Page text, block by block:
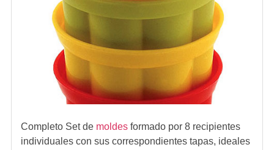
Completo Set de moldesformado por 8 recipientes
individuales con sus correspondientes tapas, ideales